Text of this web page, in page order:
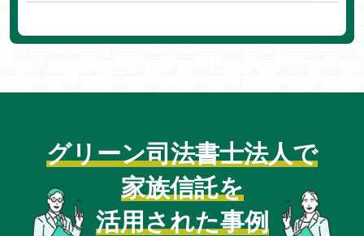
グリーン司法書士法人で
家族信託を
活用された事例